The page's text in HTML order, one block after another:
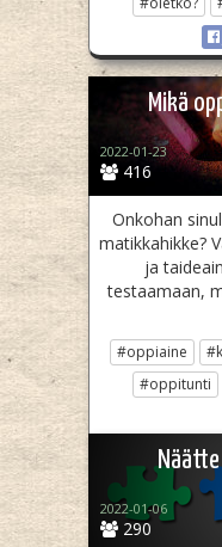
Mikä
416
2022-01-23
Onkohan
matikkahikke?
ja
testaamaan,
#oppiaine
#oppitunti
290
2022-01-06